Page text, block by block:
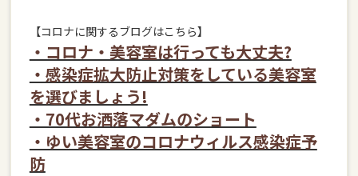
【コロナに関するブログはこちら】
・コロナ・美容室は行っても大丈夫?
・感染症拡大防止対策をしている美容室
を選びましょう!
・70代お洒落マダムのショート
・ゆい美容室のコロナウィルス感染症予
防